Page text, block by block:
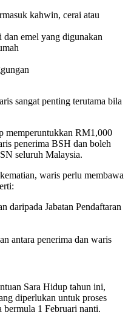
kahwin, cerai atau
emel yang digunakan
sangat penting terutama bila
memperuntukkan RM1,000
penerima BSH dan boleh
seluruh Malaysia.
waris perlu membawa
daripada Jabatan Pendaftaran
antara penerima dan waris
Sara Hidup tahun ini,
diperlukan untuk proses
bermula 1 Februari nanti.